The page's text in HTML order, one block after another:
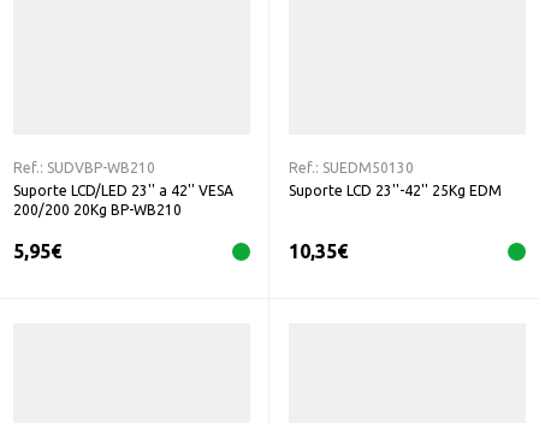
Ref.: SUDVBP-WB210
Suporte LCD/LED 23'' a 42'' VESA
200/200 20Kg BP-WB210
5,95€
Ref.: SUEDM50130
Suporte LCD 23''-42'' 25Kg EDM
10,35€